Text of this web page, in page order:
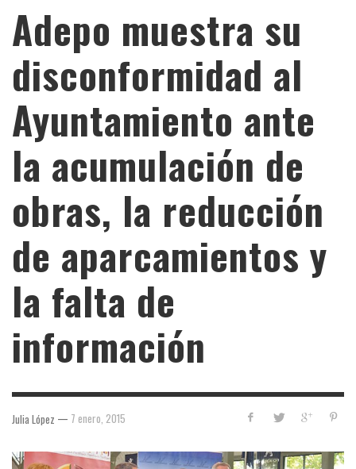
Adepo muestra su
disconformidad al
Ayuntamiento ante
la acumulación de
obras, la reducción
de aparcamientos y
la falta de
información
Julia López — 7 enero, 2015